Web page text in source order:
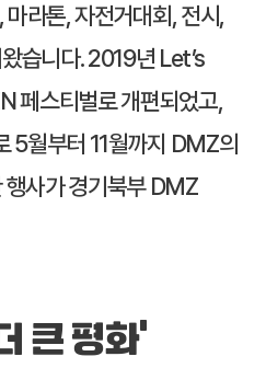
라톤, 자전거대회, 전시,
습니다. 2019년 Let’s
페스티벌로 개편되었고,
5월부터 11월까지 DMZ의
행사가 경기북부 DMZ
큰 평화’